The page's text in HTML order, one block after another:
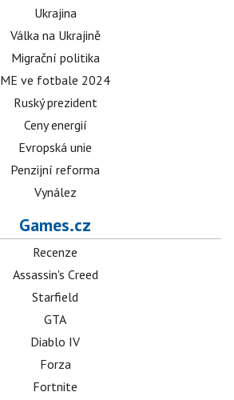
Ukrajina
Válka na Ukrajině
Migrační politika
ME ve fotbale 2024
Ruský prezident
Ceny energií
Evropská unie
Penzijní reforma
Vynález
Games.cz
Recenze
Assassin's Creed
Starfield
GTA
Diablo IV
Forza
Fortnite